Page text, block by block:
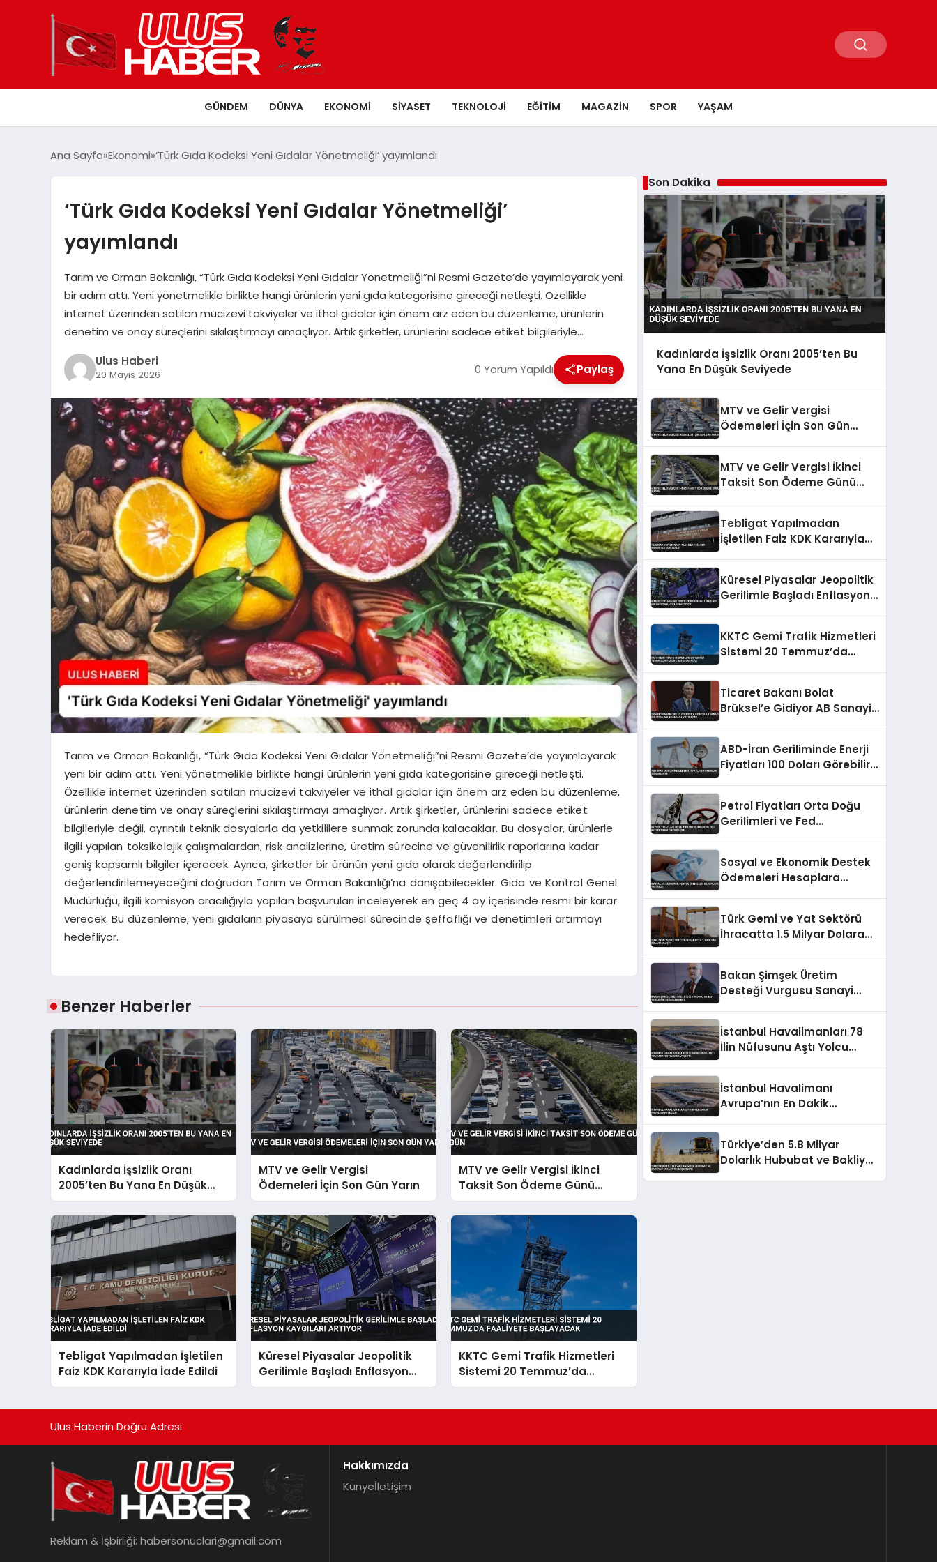
GÜNDEM DÜNYA EKONOMI SIYASET TEKNOLOJI EĞITIM MAGAZIN SPOR YAŞAM
Ana Sayfa Ekonomi ‘Türk Gıda Kodeksi Yeni Gıdalar Yönetmeliği’ yayımlandı
‘Türk Gıda Kodeksi Yeni Gıdalar Yönetmeliği’
yayımlandı
Tarım ve Orman Bakanlığı, “Türk Gıda Kodeksi Yeni Gıdalar Yönetmeliği”ni Resmi Gazete’de yayımlayarak yeni
bir adım attı. Yeni yönetmelikle birlikte hangi ürünlerin yeni gıda kategorisine gireceği netleşti. Özellikle
internet üzerinden satılan mucizevi takviyeler ve ithal gıdalar için önem arz eden bu düzenleme, ürünlerin
denetim ve onay süreçlerini sıkılaştırmayı amaçlıyor. Artık şirketler, ürünlerini sadece etiket bilgileriyle…
Ulus Haberi
20 Mayıs 2026 0 Yorum Yapıldı Paylaş
Tarım ve Orman Bakanlığı, “Türk Gıda Kodeksi Yeni Gıdalar Yönetmeliği”ni Resmi Gazete’de yayımlayarak
yeni bir adım attı. Yeni yönetmelikle birlikte hangi ürünlerin yeni gıda kategorisine gireceği netleşti.
Özellikle internet üzerinden satılan mucizevi takviyeler ve ithal gıdalar için önem arz eden bu düzenleme,
ürünlerin denetim ve onay süreçlerini sıkılaştırmayı amaçlıyor. Artık şirketler, ürünlerini sadece etiket
bilgileriyle değil, ayrıntılı teknik dosyalarla da yetkililere sunmak zorunda kalacaklar. Bu dosyalar, ürünlerle
ilgili yapılan toksikolojik çalışmalardan, risk analizlerine, üretim sürecine ve güvenilirlik raporlarına kadar
geniş kapsamlı bilgiler içerecek. Ayrıca, şirketler bir ürünün yeni gıda olarak değerlendirilip
değerlendirilemeyeceğini doğrudan Tarım ve Orman Bakanlığı’na danışabilecekler. Gıda ve Kontrol Genel
Müdürlüğü, ilgili komisyon aracılığıyla yapılan başvuruları inceleyerek en geç 4 ay içerisinde resmi bir karar
verecek. Bu düzenleme, yeni gıdaların piyasaya sürülmesi sürecinde şeffaflığı ve denetimleri artırmayı
hedefliyor.
Benzer Haberler
Kadınlarda İşsizlik Oranı
2005’ten Bu Yana En Düşük
Seviyede
MTV ve Gelir Vergisi
Ödemeleri İçin Son Gün Yarın
MTV ve Gelir Vergisi İkinci
Taksit Son Ödeme Günü
Bugün
Tebligat Yapılmadan İşletilen
Faiz KDK Kararıyla İade Edildi
Küresel Piyasalar Jeopolitik
Gerilimle Başladı Enflasyon
Kaygıları Artıyor
KKTC Gemi Trafik Hizmetleri
Sistemi 20 Temmuz’da
Faaliyete Başlayacak
Son Dakika
Kadınlarda İşsizlik Oranı 2005’ten Bu
Yana En Düşük Seviyede
MTV ve Gelir Vergisi
Ödemeleri İçin Son Gün
MTV ve Gelir Vergisi İkinci
Taksit Son Ödeme Günü
Tebligat Yapılmadan
İşletilen Faiz KDK Kararıyla
Küresel Piyasalar Jeopolitik
Gerilimle Başladı Enflasyon
KKTC Gemi Trafik Hizmetleri
Sistemi 20 Temmuz’da
Ticaret Bakanı Bolat
Brüksel’e Gidiyor AB Sanayi
ABD-İran Geriliminde Enerji
Fiyatları 100 Doları Görebilir
Petrol Fiyatları Orta Doğu
Gerilimleri ve Fed
Sosyal ve Ekonomik Destek
Ödemeleri Hesaplara
Türk Gemi ve Yat Sektörü
İhracatta 1.5 Milyar Dolara
Bakan Şimşek Üretim
Desteği Vurgusu Sanayi
İstanbul Havalimanları 78
İlin Nüfusunu Aştı Yolcu
İstanbul Havalimanı
Avrupa’nın En Dakik
Türkiye’den 5.8 Milyar
Dolarlık Hububat ve Bakliyat
Ulus Haberin Doğru Adresi
Reklam & İşbirliği: habersonuclari@gmail.com
Hakkımızda
Künyeİletişim